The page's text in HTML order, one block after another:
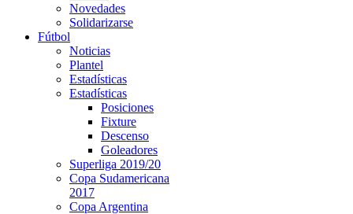
Novedades
Solidarizarse
Fútbol
Noticias
Plantel
Estadísticas
Estadísticas
Posiciones
Fixture
Descenso
Goleadores
Superliga 2019/20
Copa Sudamericana
2017
Copa Argentina